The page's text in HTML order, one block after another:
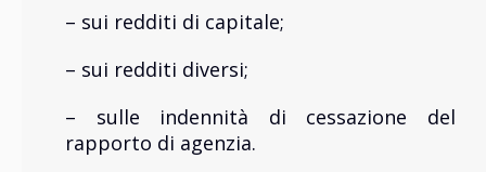
– sui redditi di capitale;
– sui redditi diversi;
– sulle indennità di cessazione del
rapporto di agenzia.